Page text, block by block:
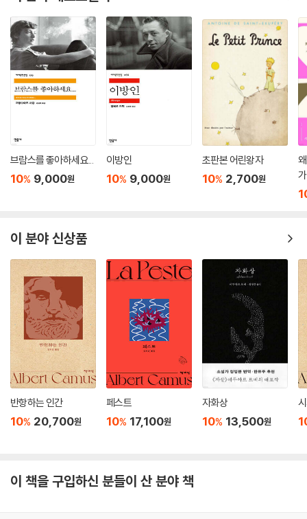
브람스를 좋아하세요...
10% 9,000원
이방인
10% 9,000원
초판본 어린왕자
10% 2,700원
가
이 분야 신상품
반항하는 인간
10% 20,700원
페스트
10% 17,100원
자화상
10% 13,500원
이 책을 구입하신 분들이 산 분야 책